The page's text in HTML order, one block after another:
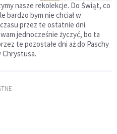
nasze rekolekcje. Do Świąt, co
bardzo bym nie chciał w
przez te ostatnie dni.
jednocześnie życzyć, bo ta
te pozostałe dni aż do Paschy
Chrystusa.